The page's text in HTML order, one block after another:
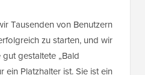
Tausenden von Benutzern
zu starten, und wir
gestaltete „Bald
ein Platzhalter ist. Sie ist ein